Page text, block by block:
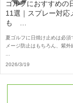
ゴルフにおすすめの
11選｜スプレー対応
も …
夏ゴルフに日焼け止めは必須
メージ防止はもちろん、紫外
2026/3/19